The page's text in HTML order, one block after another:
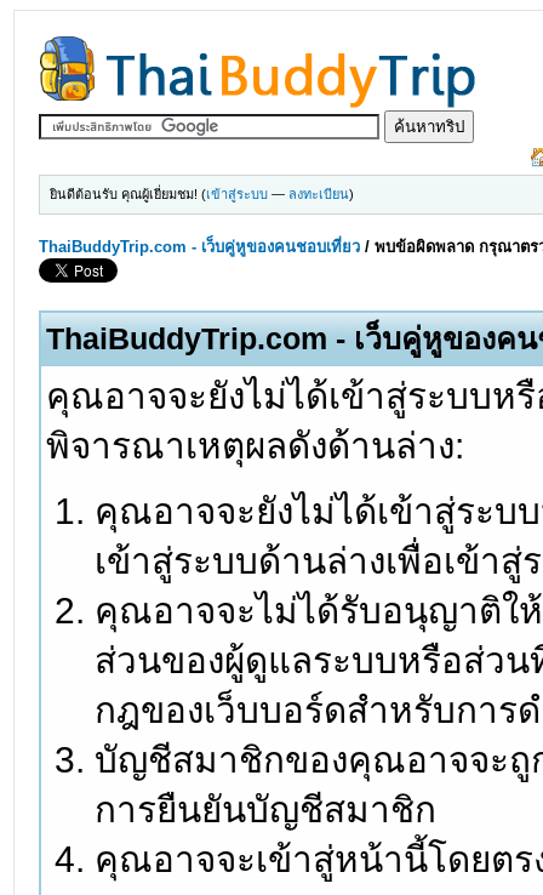
ยินดีต้อนรับ คุณผู้เยี่ยมชม! (เข้าสู่ระบบ — ลงทะเบียน)
ThaiBuddyTrip.com - เว็บคู่หูของคนชอบเที่ยว /พบข้อผิดพลาด กรุณาตร
ThaiBuddyTrip.com - เว็บคู่หูของค
คุณอาจจะยังไม่ได้เข้าสู่ระบบ
พิจารณาเหตุผลดังด้านล่าง:
คุณอาจจะยังไม่ได้เข้าสู่ระบ
เข้าสู่ระบบด้านล่างเพื่อเข้า
คุณอาจจะไม่ได้รับอนุญาติใ
ส่วนของผู้ดูแลระบบหรือส่ว
กฎของเว็บบอร์ดสำหรับการ
บัญชีสมาชิกของคุณอาจจะถู
การยืนยันบัญชีสมาชิก
คุณอาจจะเข้าสู่หน้านี้โดยต